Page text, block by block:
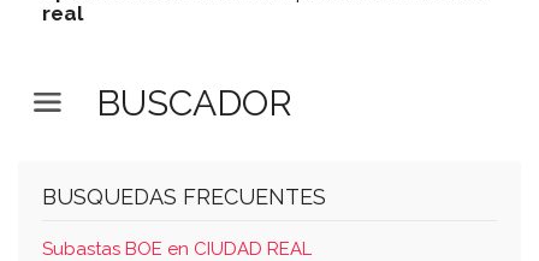
real
BUSCADOR
BUSQUEDAS FRECUENTES
Subastas BOE en CIUDAD REAL